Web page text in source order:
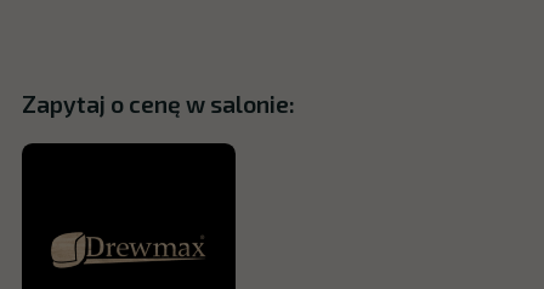
Zapytaj o cenę w salonie: